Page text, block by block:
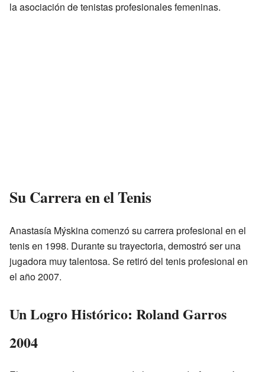
la asociación de tenistas profesionales femeninas.
Su Carrera en el Tenis
Anastasía Mýskina comenzó su carrera profesional en el
tenis en 1998. Durante su trayectoria, demostró ser una
jugadora muy talentosa. Se retiró del tenis profesional en
el año 2007.
Un Logro Histórico: Roland Garros
2004